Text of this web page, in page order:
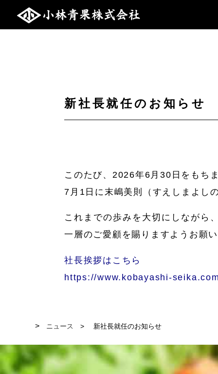
新社長就任のお知らせ
このたび、2026年6月30日をもち
7月1日に末嶋美則（すえしまよし
これまでの歩みを大切にしながら
一層のご愛顧を賜りますようお願
社長挨拶はこちら
https://www.kobayashi-
ニュース 新社長就任のお知らせ